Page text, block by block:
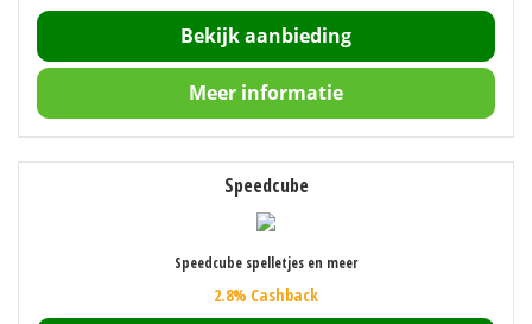
Bekijk aanbieding
Meer informatie
Speedcube
Speedcube spelletjes en meer
2.8% Cashback